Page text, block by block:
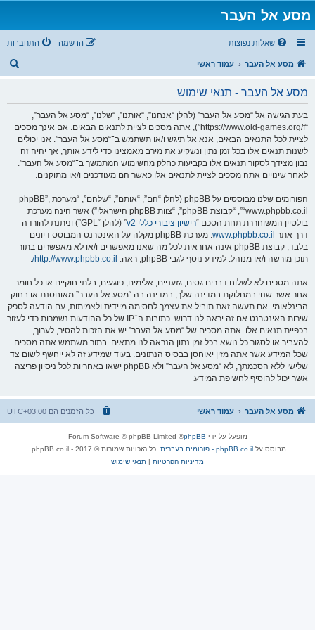
מסע אל העבר
שאלות נפוצות התחברות הרשמה
מסע אל העבר עמוד ראשי
מסע אל העבר - תנאי שימוש
בעת הגישה אל “מסע אל העבר” (להלן “אנחנו”, “אותנו”, “שלנו”, “מסע אל העבר”,
“https://www.old-games.org/f”), אתה מסכים לציית לתנאים הבאים. אם אינך מסכים
לציית לכל התנאים הבאים, אנא אל תיגש ו/או תשתמש ב־“מסע אל העבר”. אנו יכולים
לשנות תנאים אלו בכל זמן נתון ונשקיע את מירב מאמצינו כדי לידע אותך, אך יהיה זה
נבון מצידך לסקור תנאים אלו בקביעות כחלק מהשימוש המתמשך ב־“מסע אל העבר”.
לאחר שינויים אתה מסכים לציית לתנאים אלו כאשר הם מעודכנים ו/או מתוקנים.
הפורומים שלנו מבוססים על phpBB (להלן “הם”, “אותם”, “שלהם”, “מערכת phpBB”,
“www.phpbb.co.il”, “קבוצת phpBB”, “צוות phpBB הישראלי”) אשר הינה מערכת
בולטיין המשוחררת תחת הסכם “רישיון ציבורי כללי v2
” (להלן “GPL”) וניתנת להורדה
דרך אתר www.phpbb.co.il
. מערכת phpBB מקלה על האינטרנט המבוסס דיונים
בלבד, קבוצת phpBB אינה אחראית לכל מה שאנו מאפשרים ו/או לא מאפשרים בתור
תוכן מורשה ו/או מנוהל. למידע נוסף לגבי phpBB, ראה:
http://www.phpbb.co.il/
.
אתה מסכים לא לשלוח דברים גסים, גזעניים, אלימים, פוגעים, בלתי חוקיים או כל חומר
אחר אשר שנוי במחלוקת במדינה שלך, במדינה בה “מסע אל העבר” מאוחסנת או בחוק
הבינלאומי. אם תעשה זאת תוביל את עצמך לחסימה מיידית ולצמיתות, עם הודעה לספק
שירות האינטרנט אם זה יראה לנו דרוש. כתובות ה־IP של כל ההודעות נשמרות כדי לעזור
בכפיית תנאים אלו. אתה מסכים של “מסע אל העבר” יש את הזכות להסיר, לערוך,
להעביר או לסגור כל נושא בכל זמן נתון הנראה לנו מתאים. בתור משתמש אתה מסכים
שכל המידע אשר אתה מזין יאוחסן בבסיס הנתונים. בעוד שמידע זה לא ייחשף לשום צד
שלישי ללא הסכמתך, לא “מסע אל העבר” ולא phpBB ישאו באחריות לכל ניסיון פריצה
אשר יכול להוסיף לחשיפת המידע.
מסע אל העבר עמוד ראשי כל הזמנים הם UTC+03:00
מופעל על ידי phpBB
® Forum Software © phpBB Limited
מבוסס עלphpBB.co.il - פורומים בעברית
. כל הזכויות שמורות © 2017 - phpBB.co.il.
מדיניות הפרטיות | תנאי שימוש